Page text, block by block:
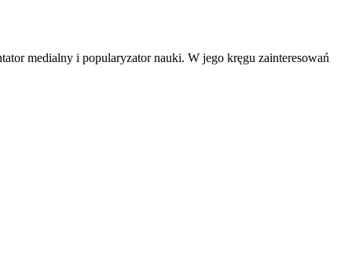
medialny i popularyzator nauki. W jego kręgu zainteresowań